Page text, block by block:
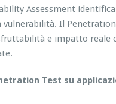
Assessment
vulnerabilità. Il
e impatto reale
Test su